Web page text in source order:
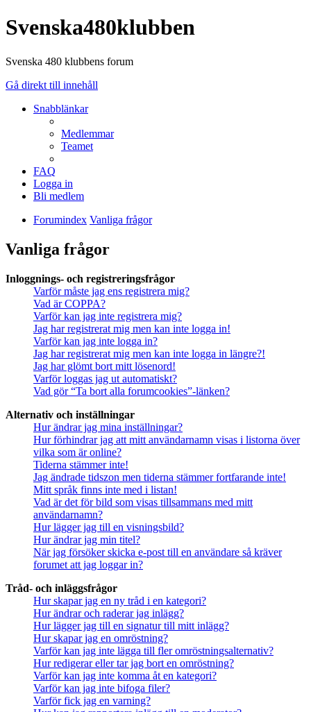
Svenska480klubben
Svenska 480 klubbens forum
Gå direkt till innehåll
Snabblänkar
Medlemmar
Teamet
FAQ
Logga in
Bli medlem
Forumindex Vanliga frågor
Vanliga frågor
Inloggnings- och registreringsfrågor
Varför måste jag ens registrera mig?
Vad är COPPA?
Varför kan jag inte registrera mig?
Jag har registrerat mig men kan inte logga in!
Varför kan jag inte logga in?
Jag har registrerat mig men kan inte logga in längre?!
Jag har glömt bort mitt lösenord!
Varför loggas jag ut automatiskt?
Vad gör “Ta bort alla forumcookies”-länken?
Alternativ och inställningar
Hur ändrar jag mina inställningar?
Hur förhindrar jag att mitt användarnamn visas i listorna över
vilka som är online?
Tiderna stämmer inte!
Jag ändrade tidszon men tiderna stämmer fortfarande inte!
Mitt språk finns inte med i listan!
Vad är det för bild som visas tillsammans med mitt
användarnamn?
Hur lägger jag till en visningsbild?
Hur ändrar jag min titel?
När jag försöker skicka e-post till en användare så kräver
forumet att jag loggar in?
Tråd- och inläggsfrågor
Hur skapar jag en ny tråd i en kategori?
Hur ändrar och raderar jag inlägg?
Hur lägger jag till en signatur till mitt inlägg?
Hur skapar jag en omröstning?
Varför kan jag inte lägga till fler omröstningsalternativ?
Hur redigerar eller tar jag bort en omröstning?
Varför kan jag inte komma åt en kategori?
Varför kan jag inte bifoga filer?
Varför fick jag en varning?